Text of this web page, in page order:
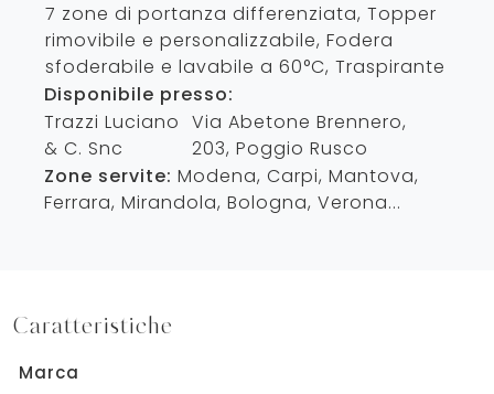
7 zone di portanza differenziata, Topper
rimovibile e personalizzabile, Fodera
sfoderabile e lavabile a 60°C, Traspirante
Disponibile presso:
Trazzi Luciano
& C. Snc
Via Abetone Brennero,
203, Poggio Rusco
Zone servite: Modena, Carpi, Mantova,
Ferrara, Mirandola, Bologna, Verona...
Caratteristiche
Marca